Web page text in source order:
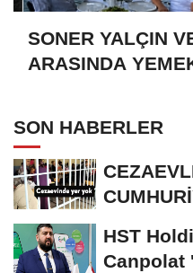
SONER YALÇIN
ARASINDA
SON HABERLER
KİŞİ...
HST
Canpolat